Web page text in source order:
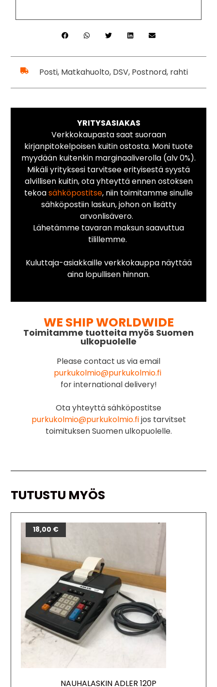
Posti, Matkahuolto, DSV, Postnord, rahti
YRITYSASIAKAS
Verkkokaupasta saat suoraan
kirjanpitokelpoisen kuitin ostosta. Moni tuote
myydään kuitenkin marginaaliverolla (alv 0%).
Mikäli yrityksesi tarvitsee erityisestä syystä
alvillisen kuitin, ota yhteyttä ennen ostoksen
tekoasähköpostitse, niin toimitamme sinulle
sähköpostiin laskun, johon on lisätty
arvonlisävero.
Lähetämme tavaran maksun saavuttua
tilillemme.
Kuluttaja-asiakkaille verkkokauppa näyttää
aina lopullisen hinnan.
WE SHIP WORLDWIDE
Toimitamme tuotteita myös Suomen
ulkopuolelle
Please contact us via email
purkukolmio@purkukolmio.fi
for international delivery!
Ota yhteyttä sähköpostitse
purkukolmio@purkukolmio.fijos tarvitset
toimituksen Suomen ulkopuolelle.
TUTUSTU MYÖS
NAUHALASKIN ADLER 120P
18,00 €